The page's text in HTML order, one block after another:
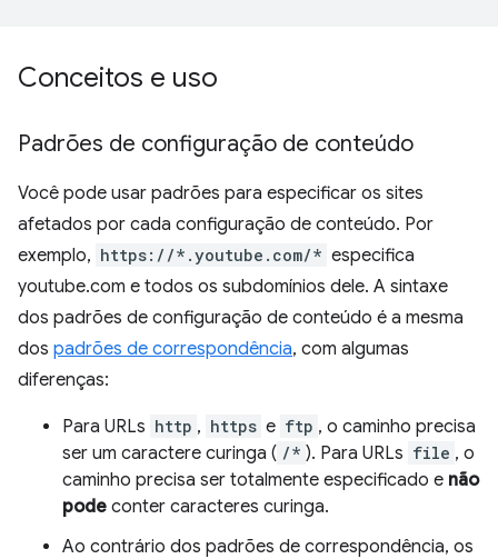
Conceitos e uso
Padrões de configuração de conteúdo
Você pode usar padrões para especificar os sites
afetados por cada configuração de conteúdo. Por
exemplo, https://*.youtube.com/* especifica
youtube.com e todos os subdomínios dele. A sintaxe
dos padrões de configuração de conteúdo é a mesma
dos padrões de correspondência, com algumas
diferenças:
Para URLs http , https e ftp , o caminho precisa
ser um caractere curinga ( /* ). Para URLs file , o
caminho precisa ser totalmente especificado e não
pode conter caracteres curinga.
Ao contrário dos padrões de correspondência, os